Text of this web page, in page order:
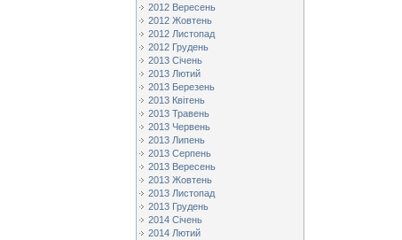
2012 Вересень
2012 Жовтень
2012 Листопад
2012 Грудень
2013 Січень
2013 Лютий
2013 Березень
2013 Квітень
2013 Травень
2013 Червень
2013 Липень
2013 Серпень
2013 Вересень
2013 Жовтень
2013 Листопад
2013 Грудень
2014 Січень
2014 Лютий